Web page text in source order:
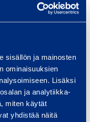
sisällön ja mainosten
ominaisuuksien
Lisäksi
ja analytiikka-
miten käytät
yhdistää näitä
Karjala
Länsi-Suomi
Suomi